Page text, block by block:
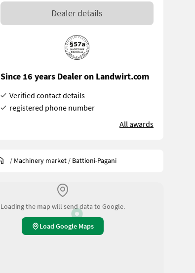
Dealer details
Since 16 years Dealer on Landwirt.com
Verified contact details
registered phone number
All awards
/ Machinery market / Battioni-Pagani
Loading the map will send data to Google.
Load Google Maps